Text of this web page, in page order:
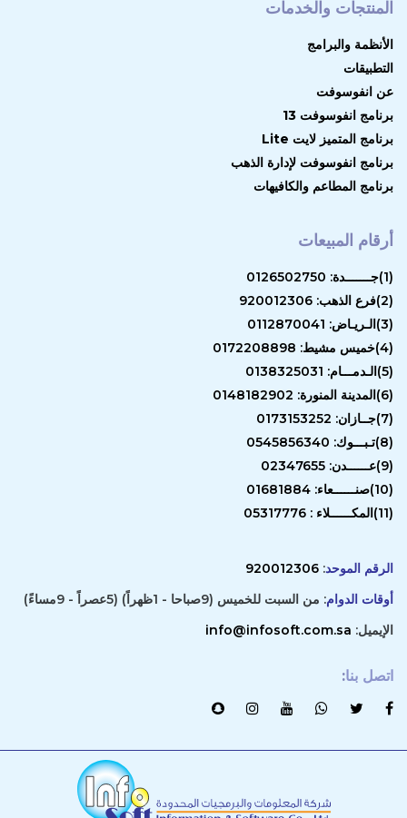
المنتجات والخدمات
الأنظمة والبرامج
التطبيقات
عن انفوسوفت
برنامج انفوسوفت 13
برنامج المتميز لايت Lite
برنامج انفوسوفت لإدارة الذهب
برنامج المطاعم والكافيهات
أرقام المبيعات
(1)جـــــــدة: 0126502750
(2)فرع الذهب: 920012306
(3)الـريـاض: 0112870041
(4)خميس مشيط: 0172208898
(5)الـدمـــام: 0138325031
(6)المدينة المنورة: 0148182902
(7)جــازان: 0173153252
(8)تـبـــوك: 0545856340
(9)عــــــدن: 02347655
(10)صنــــــعاء: 01681884
(11)المكــــــلاء : 05317776
الرقم الموحد:
920012306
أوقات الدوام: من السبت للخميس (9صباحا - 1ظهراً) (5عصراً - 9مساءً)
الإيميل: info@infosoft.com.sa
اتصل بنا: